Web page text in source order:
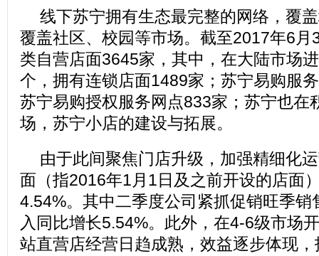
线下苏宁拥有生态最完整的网络，覆
覆盖社区、校园等市场。截至2017年6月
类自营店面3645家，其中，在大陆市场
个，拥有连锁店面1489家；苏宁易购服
苏宁易购授权服务网点833家；苏宁也在
场，苏宁小店的建设与拓展。
由于此间聚焦门店升级，加强精细化
面（指2016年1月1日及之前开设的店面
4.54%。其中二季度公司紧抓促销旺季销
入同比增长5.54%。此外，在4-6级市场
站直营店经营日趋成熟，效益逐步体现